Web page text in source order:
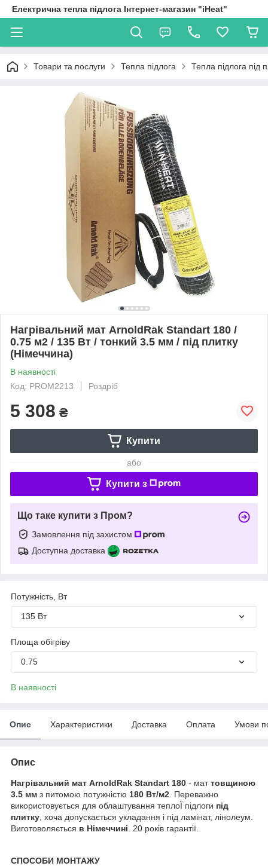
Електрична тепла підлога Інтернет-магазин "iHeat"
Товари та послуги Тепла підлога Тепла підлога під
Нагрівальний мат ArnoldRak Standart 180 /
0.75 м2 / 135 Вт / тонкий 3.5 мм / під плитку
(Німеччина)
В наявності
Код: PROM2213
Роздріб
5 308 ₴
Купити
або
Купити з
Що таке купити з Пром?
Замовлення під захистом
Доступна доставка
Потужність, Вт
135 Вт
Площа обігріву
0.75
В наявності
Опис Характеристики Доставка Оплата Умови
Опис
Нагрівальний мат ArnoldRak Standart 180 - маттовщиною
3.5 мм з питомою потужністю 180 Вт/м2 . Переважно
використовується для облаштування теплоЇ підлоги під
плитку , хоча допускається укладання і під ламінат, лінолеум.
Виготоволяється в Німеччині . 20 років гарантії.
СПОСОБИ МОНТАЖУ